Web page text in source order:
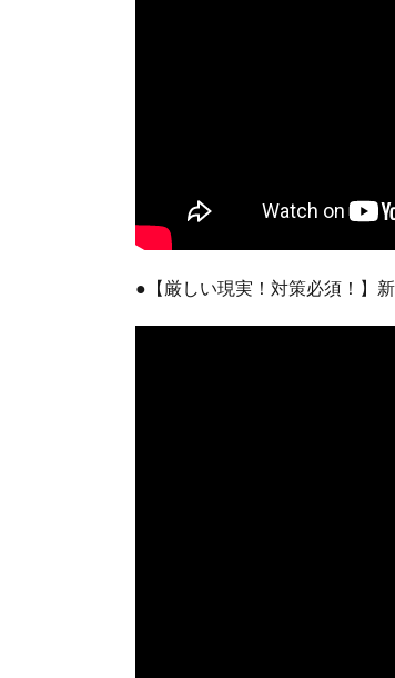
●【厳しい現実！対策必須！】